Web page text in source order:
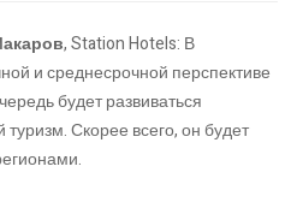
, Station Hotels: В
и среднесрочной перспективе
будет развиваться
туризм. Скорее всего, он будет